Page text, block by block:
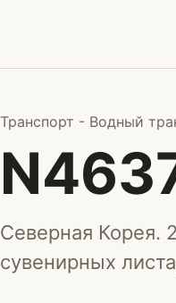
Транспорт - Водный
Северная Корея.
сувенирных